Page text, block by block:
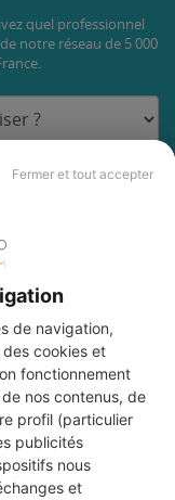
Fermer et tout accepter
de navigation,
des cookies et
fonctionnement
nos contenus, de
profil (particulier
publicités
nous
et
quel professionnel
notre réseau de 5 000